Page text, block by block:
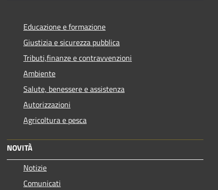
Educazione e formazione
Giustizia e sicurezza pubblica
Tributi,finanze e contravvenzioni
Ambiente
Salute, benessere e assistenza
Autorizzazioni
Agricoltura e pesca
NOVITÀ
Notizie
Comunicati